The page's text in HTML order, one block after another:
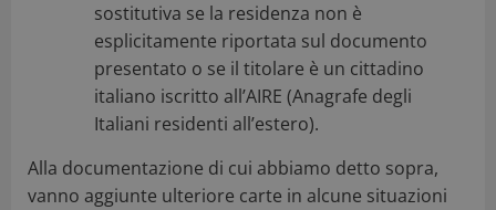
sostitutiva se la residenza non è
esplicitamente riportata sul documento
presentato o se il titolare è un cittadino
italiano iscritto all’AIRE (Anagrafe degli
Italiani residenti all’estero).
Alla documentazione di cui abbiamo detto sopra,
vanno aggiunte ulteriore carte in alcune situazioni